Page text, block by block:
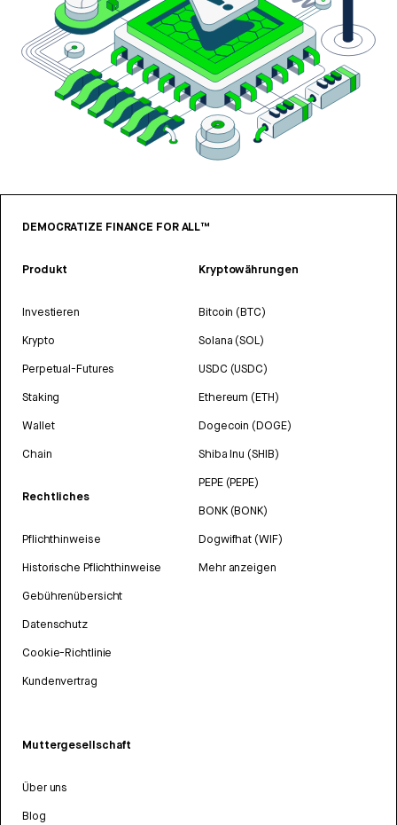
DEMOCRATIZE FINANCE FOR ALL™
Produkt
Investieren
Krypto
Perpetual-Futures
Staking
Wallet
Chain
Rechtliches
Pflichthinweise
Historische Pflichthinweise
Gebührenübersicht
Datenschutz
Cookie-Richtlinie
Kundenvertrag
Kryptowährungen
Bitcoin (BTC)
Solana (SOL)
USDC (USDC)
Ethereum (ETH)
Dogecoin (DOGE)
Shiba Inu (SHIB)
PEPE (PEPE)
BONK (BONK)
Dogwifhat (WIF)
Mehr anzeigen
Muttergesellschaft
Über uns
Blog